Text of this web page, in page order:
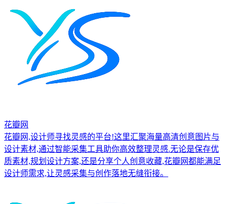
花瓣网
花瓣网,设计师寻找灵感的平台!这里汇聚海量高清创意图片与
设计素材,通过智能采集工具助你高效整理灵感.无论是保存优
质素材,规划设计方案,还是分享个人创意收藏,花瓣网都能满足
设计师需求,让灵感采集与创作落地无缝衔接。